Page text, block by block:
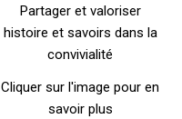
Partager et valoriser
histoire et savoirs dans la
convivialité
Cliquer sur l'image pour en
savoir plus